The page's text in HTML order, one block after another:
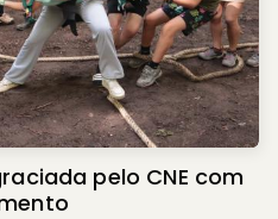
pelo CNE com